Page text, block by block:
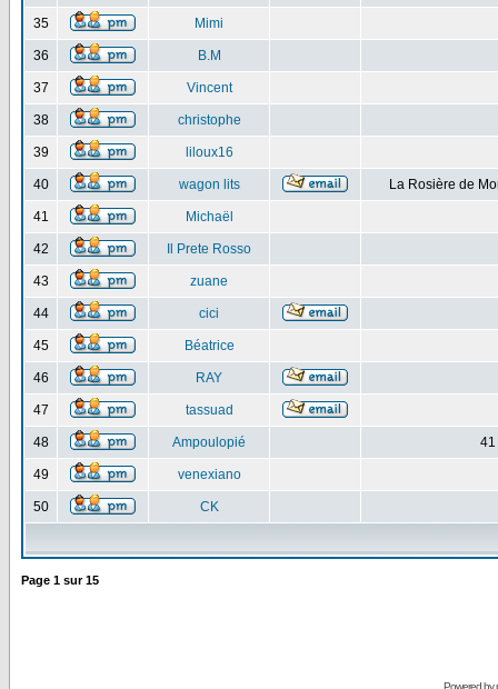
35 Mimi
36 B.M
37 Vincent
38 christophe
39 liloux16
40 wagon lits La Rosière de
41 Michaël
42 Il Prete Rosso
43 zuane
44 cici
45 Béatrice
46 RAY
47 tassuad
48 Ampoulopié 41
49 venexiano
50 CK
Page 1 sur15
Powered by